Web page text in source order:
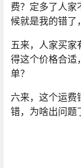
费？定多了人家
候就是我的错了
五来，人家买家
得这个价格合适
单？
六来，这个运费
错，为啥出问题